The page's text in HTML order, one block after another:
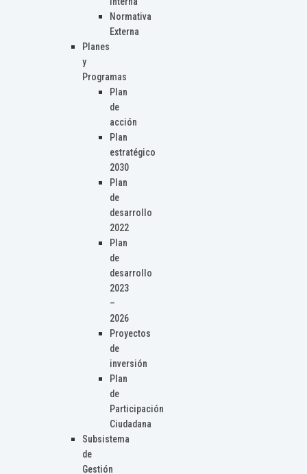
Normativa
Externa
Planes
y
Programas
Plan
de
acción
Plan
estratégico
2030
Plan
de
desarrollo
2022
Plan
de
desarrollo
2023
–
2026
Proyectos
de
inversión
Plan
de
Participación
Ciudadana
Subsistema
de
Gestión